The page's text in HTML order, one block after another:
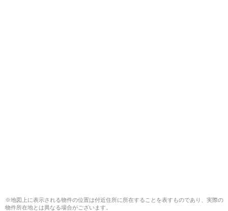
※地図上に表示される物件の位置は付近住所に所在することを表すものであり、実際の
物件所在地とは異なる場合がございます。